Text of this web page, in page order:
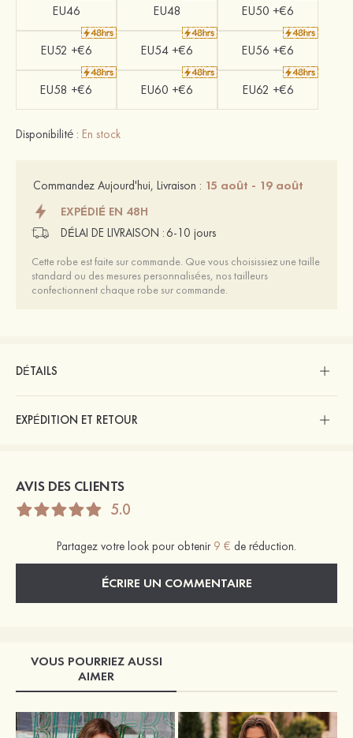
EU46 EU48 EU50 +€6
EU52 +€6 EU54 +€6 EU56 +€6
EU58 +€6 EU60 +€6 EU62 +€6
Disponibilité : En stock
Commandez Aujourd'hui, Livraison : 15 août - 19 août
EXPÉDIÉ EN 48H
DÉLAI DE LIVRAISON : 6-10 jours
Cette robe est faite sur commande. Que vous choisissiez une taille
standard ou des mesures personnalisées, nos tailleurs
confectionnent chaque robe sur commande.
DÉTAILS
EXPÉDITION ET RETOUR
AVIS DES CLIENTS
5.0
Partagez votre look pour obtenir 9 € de réduction.
ÉCRIRE UN COMMENTAIRE
VOUS POURRIEZ AUSSI
AIMER